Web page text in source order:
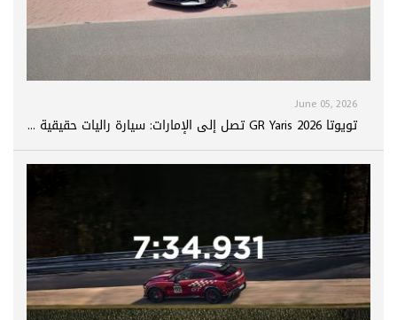
June 05, 2026
تويوتا GR Yaris 2026 تصل إلى الإمارات: سيارة راليات حقيقية ...